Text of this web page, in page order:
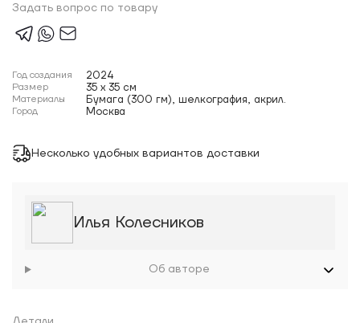
Задать вопрос по товару
Год создания 2024
Размер 35 x 35 см
Материалы Бумага (300 гм), шелкография, акрил.
Город Москва
Несколько удобных вариантов доставки
Илья Колесников
Об авторе